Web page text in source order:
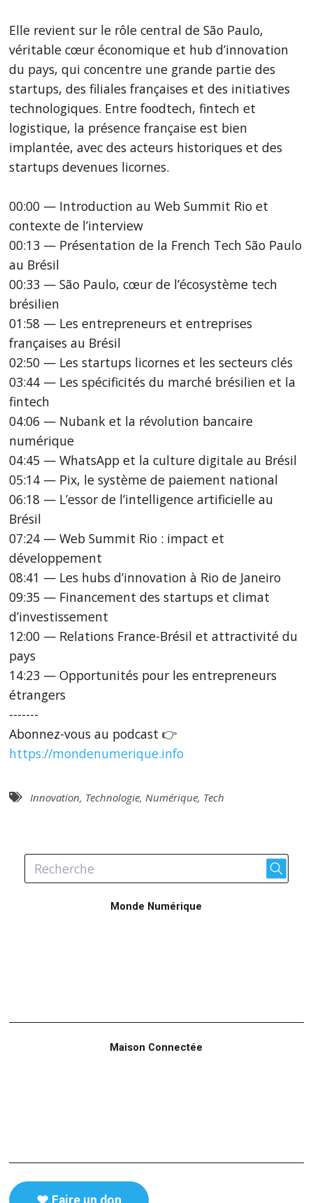
Elle revient sur le rôle central de São Paulo,
véritable cœur économique et hub d’innovation
du pays, qui concentre une grande partie des
startups, des filiales françaises et des initiatives
technologiques. Entre foodtech, fintech et
logistique, la présence française est bien
implantée, avec des acteurs historiques et des
startups devenues licornes.
00:00 — Introduction au Web Summit Rio et
contexte de l’interview
00:13 — Présentation de la French Tech São Paulo
au Brésil
00:33 — São Paulo, cœur de l’écosystème tech
brésilien
01:58 — Les entrepreneurs et entreprises
françaises au Brésil
02:50 — Les startups licornes et les secteurs clés
03:44 — Les spécificités du marché brésilien et la
fintech
04:06 — Nubank et la révolution bancaire
numérique
04:45 — WhatsApp et la culture digitale au Brésil
05:14 — Pix, le système de paiement national
06:18 — L’essor de l’intelligence artificielle au
Brésil
07:24 — Web Summit Rio : impact et
développement
08:41 — Les hubs d’innovation à Rio de Janeiro
09:35 — Financement des startups et climat
d’investissement
12:00 — Relations France-Brésil et attractivité du
pays
14:23 — Opportunités pour les entrepreneurs
étrangers
-------
Abonnez-vous au podcast 👉
https://mondenumerique.info
Innovation, Technologie, Numérique, Tech
Monde Numérique
Maison Connectée